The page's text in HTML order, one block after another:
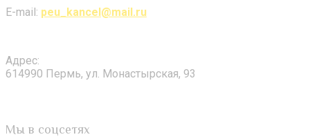
E-mail: peu_kancel@mail.ru
Адрес:
614990 Пермь, ул. Монастырская, 93
Мы в соцсетях